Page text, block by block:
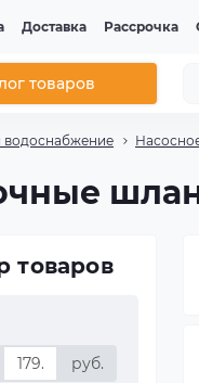
Доставка Рассрочка
товаров
водоснабжение
товаров
руб.